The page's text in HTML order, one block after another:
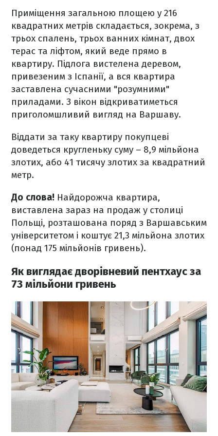
Приміщення загальною площею у 216
квадратних метрів складається, зокрема, з
трьох спалень, трьох ванних кімнат, двох
терас та ліфтом, який веде прямо в
квартиру. Підлога вистелена деревом,
привезеним з Іспанії, а вся квартира
заставлена ​​сучасними "розумними"
приладами. З вікон відкриватиметься
приголомшливий вигляд на Варшаву.
Віддати за таку квартиру покупцеві
доведеться кругленьку суму – 8,9 мільйона
злотих, або 41 тисячу злотих за квадратний
метр.
До слова! Найдорожча квартира,
виставлена зараз на продаж у столиці
Польщі, розташована поряд з Варшавським
університетом і коштує 21,3 мільйона злотих
(понад 175 мільйонів гривень).
Як виглядає дворівневий пентхаус за
73 мільйони гривень